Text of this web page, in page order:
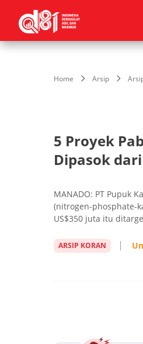
Home Arsip
5 Proyek
Dipasok
MANADO: PT Pupuk
(nitrogen-phosphate-
US$350 juta itu
ARSIP KORAN